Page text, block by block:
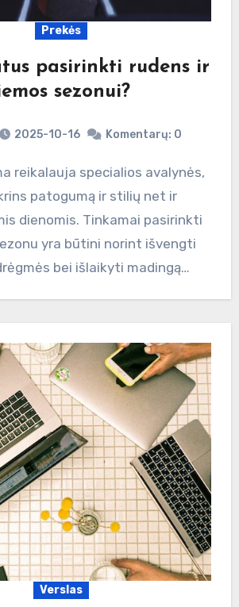
Prekės
pasirinkti rudens ir
sezonui?
2025-10-16 Komentarų: 0
patogumą ir stilių net ir
dienomis. Tinkamai pasirinkti
yra būtini norint išvengti
bei išlaikyti madingą…
Verslas